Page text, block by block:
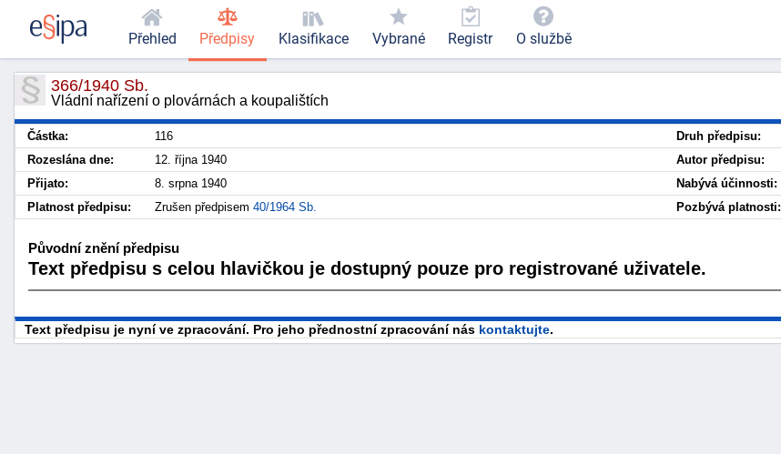
366/1940 Sb.
Vládní nařízení o plovárnách a koupalištích
Částka: 116 Druh předpisu:
Rozeslána dne:
12. října 1940
Autor předpisu:
Přijato:
8. srpna 1940 Nabývá účinnosti:
Platnost předpisu:
Zrušen předpisem 40/1964 Sb. Pozbývá platnosti:
Původní znění předpisu
Text předpisu s celou hlavičkou je dostupný pouze pro registrované uživatele.
Text předpisu je nyní ve zpracování. Pro jeho přednostní zpracování nás kontaktujte.
Přehled Předpisy Klasifikace Vybrané Registr O službě